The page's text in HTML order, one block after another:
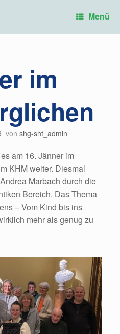
Menü
im
von shg-sht_admin
am 16. Jänner im
KHM weiter. Diesmal
Marbach durch die
Bereich. Das Thema
– Vom Kind bis ins
mehr als genug zu